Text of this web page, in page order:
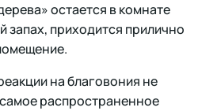
остается в комнате
запах, приходится прилично
на благовония не
распространенное